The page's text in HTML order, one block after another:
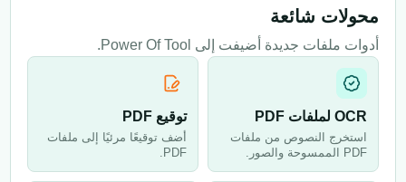
محولات شائعة
أدوات ملفات جديدة أضيفت إلى Power Of Tool.
OCR لملفات PDF
استخرج النصوص من ملفات
PDF الممسوحة والصور.
توقيع PDF
أضف توقيعًا مرئيًا إلى ملفات
PDF.